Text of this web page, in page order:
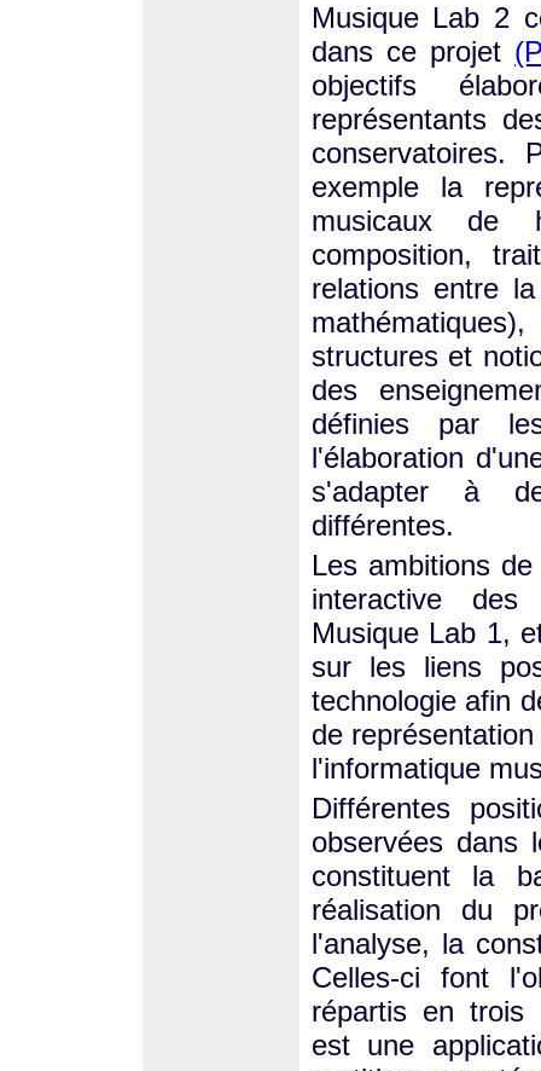
Musique Lab 2
dans ce projet
objectifs
représentants
conservatoires.
exemple la
musicaux de
composition,
relations entre
structures et
des
définies par
l'élaboration
s'adapter à
différentes.
Les ambitions
interactive
Musique Lab 1,
sur les liens
technologie afin
de
l'informatique
Différentes
observées dans
constituent la
réalisation du
l'analyse, la
Celles-ci font
répartis en trois
est une